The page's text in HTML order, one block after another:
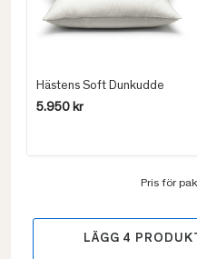
Hästens Soft Dunkudde
5.950 kr
Pris för
LÄGG 4